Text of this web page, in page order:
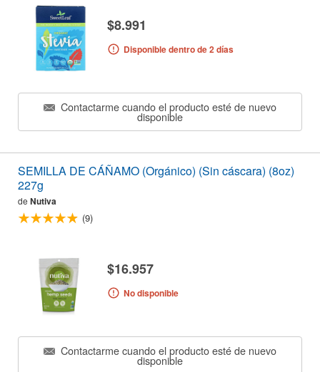
$8.991
Disponible dentro de 2 días
Contactarme cuando el producto esté de nuevo
disponible
SEMILLA DE CÁÑAMO (Orgánico) (Sin cáscara) (8oz)
227g
de Nutiva
(9)
$16.957
No disponible
Contactarme cuando el producto esté de nuevo
disponible